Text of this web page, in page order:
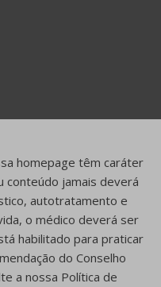
homepage têm caráter
conteúdo jamais deverá
autotratamento e
o médico deverá ser
habilitado para praticar
do Conselho
a nossa Política de